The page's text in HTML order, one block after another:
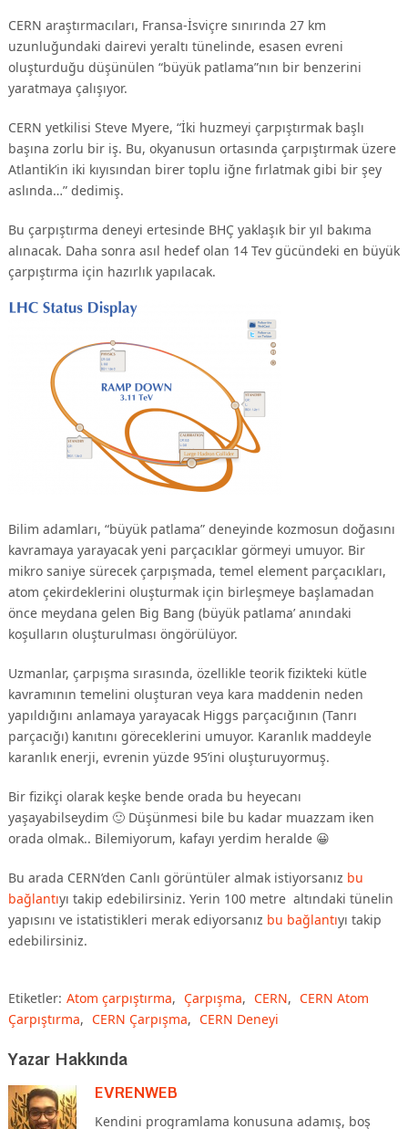
CERN araştırmacıları, Fransa-İsviçre sınırında 27 km
uzunluğundaki dairevi yeraltı tünelinde, esasen evreni
oluşturduğu düşünülen “büyük patlama”nın bir benzerini
yaratmaya çalışıyor.
CERN yetkilisi Steve Myere, “İki huzmeyi çarpıştırmak başlı
başına zorlu bir iş. Bu, okyanusun ortasında çarpıştırmak üzere
Atlantik’in iki kıyısından birer toplu iğne fırlatmak gibi bir şey
aslında…” dedimiş.
Bu çarpıştırma deneyi ertesinde BHÇ yaklaşık bir yıl bakıma
alınacak. Daha sonra asıl hedef olan 14 Tev gücündeki en büyük
çarpıştırma için hazırlık yapılacak.
Bilim adamları, “büyük patlama” deneyinde kozmosun doğasını
kavramaya yarayacak yeni parçacıklar görmeyi umuyor. Bir
mikro saniye sürecek çarpışmada, temel element parçacıkları,
atom çekirdeklerini oluşturmak için birleşmeye başlamadan
önce meydana gelen Big Bang (büyük patlama’ anındaki
koşulların oluşturulması öngörülüyor.
Uzmanlar, çarpışma sırasında, özellikle teorik fizikteki kütle
kavramının temelini oluşturan veya kara maddenin neden
yapıldığını anlamaya yarayacak Higgs parçacığının (Tanrı
parçacığı) kanıtını göreceklerini umuyor. Karanlık maddeyle
karanlık enerji, evrenin yüzde 95’ini oluşturuyormuş.
Bir fizikçi olarak keşke bende orada bu heyecanı
yaşayabilseydim 🙂 Düşünmesi bile bu kadar muazzam iken
orada olmak.. Bilemiyorum, kafayı yerdim heralde 😀
Bu arada CERN’den Canlı görüntüler almak istiyorsanız bu
bağlantıyı takip edebilirsiniz. Yerin 100 metre altındaki tünelin
yapısını ve istatistikleri merak ediyorsanız bu bağlantıyı takip
edebilirsiniz.
Etiketler: Atom çarpıştırma, Çarpışma, CERN, CERN Atom
Çarpıştırma, CERN Çarpışma, CERN Deneyi
Yazar Hakkında
EVRENWEB
Kendini programlama konusuna adamış, boş